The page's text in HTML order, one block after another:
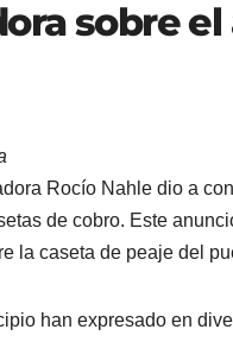
sobre
Rocío Nahle dio a
de cobro. Este
la caseta de peaje del
han expresado en